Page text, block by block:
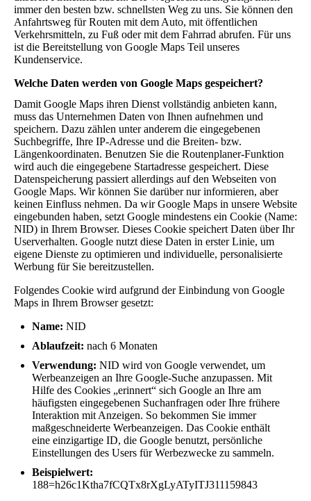
immer den besten bzw. schnellsten Weg zu uns. Sie können den
Anfahrtsweg für Routen mit dem Auto, mit öffentlichen
Verkehrsmitteln, zu Fuß oder mit dem Fahrrad abrufen. Für uns
ist die Bereitstellung von Google Maps Teil unseres
Kundenservice.
Welche Daten werden von Google Maps gespeichert?
Damit Google Maps ihren Dienst vollständig anbieten kann,
muss das Unternehmen Daten von Ihnen aufnehmen und
speichern. Dazu zählen unter anderem die eingegebenen
Suchbegriffe, Ihre IP-Adresse und die Breiten- bzw.
Längenkoordinaten. Benutzen Sie die Routenplaner-Funktion
wird auch die eingegebene Startadresse gespeichert. Diese
Datenspeicherung passiert allerdings auf den Webseiten von
Google Maps. Wir können Sie darüber nur informieren, aber
keinen Einfluss nehmen. Da wir Google Maps in unsere Website
eingebunden haben, setzt Google mindestens ein Cookie (Name:
NID) in Ihrem Browser. Dieses Cookie speichert Daten über Ihr
Userverhalten. Google nutzt diese Daten in erster Linie, um
eigene Dienste zu optimieren und individuelle, personalisierte
Werbung für Sie bereitzustellen.
Folgendes Cookie wird aufgrund der Einbindung von Google
Maps in Ihrem Browser gesetzt:
Name: NID
Ablaufzeit: nach 6 Monaten
Verwendung: NID wird von Google verwendet, um
Werbeanzeigen an Ihre Google-Suche anzupassen. Mit
Hilfe des Cookies „erinnert“ sich Google an Ihre am
häufigsten eingegebenen Suchanfragen oder Ihre frühere
Interaktion mit Anzeigen. So bekommen Sie immer
maßgeschneiderte Werbeanzeigen. Das Cookie enthält
eine einzigartige ID, die Google benutzt, persönliche
Einstellungen des Users für Werbezwecke zu sammeln.
Beispielwert:
188=h26c1Ktha7fCQTx8rXgLyATyITJ311159843